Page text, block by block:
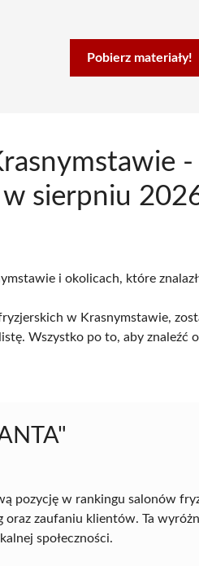
Pobierz materiały!
sierpniu
i okolicach, które
w Krasnymstawie,
Wszystko po to, aby znaleźć
pozycję w rankingu salonów
oraz zaufaniu klientów. Ta
społeczności.